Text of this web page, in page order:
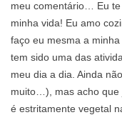
meu comentário… Eu
minha vida! Eu amo
faço eu mesma a
tem sido uma das
meu dia a dia. Ainda
muito…), mas acho que
é estritamente vegetal